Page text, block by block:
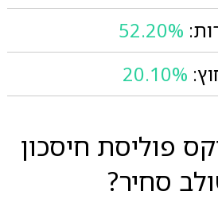
52.20%
20.10%
פוליסת חיסכון
סחיר?